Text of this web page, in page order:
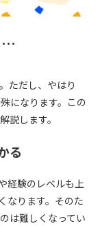
…
ただし、やはり
になります。この
説します。
る
経験のレベルも上
なります。そのた
は難しくなってい